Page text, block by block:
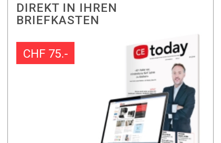
DIREKT IN IHREN
BRIEFKASTEN
CHF 75.-